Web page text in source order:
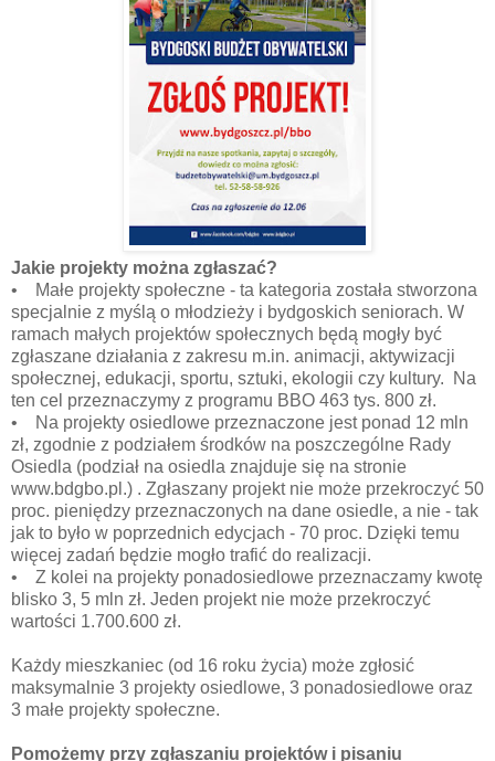
Jakie projekty można zgłaszać?
• Małe projekty społeczne - ta kategoria została stworzona
specjalnie z myślą o młodzieży i bydgoskich seniorach. W
ramach małych projektów społecznych będą mogły być
zgłaszane działania z zakresu m.in. animacji, aktywizacji
społecznej, edukacji, sportu, sztuki, ekologii czy kultury. Na
ten cel przeznaczymy z programu BBO 463 tys. 800 zł.
• Na projekty osiedlowe przeznaczone jest ponad 12 mln
zł, zgodnie z podziałem środków na poszczególne Rady
Osiedla (podział na osiedla znajduje się na stronie
www.bdgbo.pl.) . Zgłaszany projekt nie może przekroczyć 50
proc. pieniędzy przeznaczonych na dane osiedle, a nie - tak
jak to było w poprzednich edycjach - 70 proc. Dzięki temu
więcej zadań będzie mogło trafić do realizacji.
• Z kolei na projekty ponadosiedlowe przeznaczamy kwotę
blisko 3, 5 mln zł. Jeden projekt nie może przekroczyć
wartości 1.700.600 zł.
Każdy mieszkaniec (od 16 roku życia) może zgłosić
maksymalnie 3 projekty osiedlowe, 3 ponadosiedlowe oraz
3 małe projekty społeczne.
Pomożemy przy zgłaszaniu projektów i pisaniu